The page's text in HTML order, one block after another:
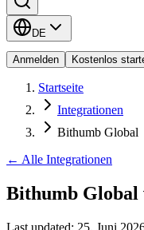
DE
Anmelden Kostenlos
Startseite
Integrationen
Bithumb Global
← Alle Integrationen
Bithumb Global
Last updated: 25. Juni